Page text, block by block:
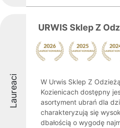
Laureaci
URWIS Sklep Z
W Urwis Sklep Z
Kozienicach dostępny
asortyment ubrań dla
charakteryzują się
dbałością o wygodę